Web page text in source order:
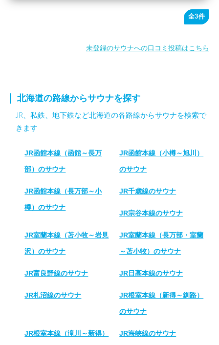
全3件
未登録のサウナへの口コミ投稿はこちら
北海道の路線からサウナを探す
JR、私鉄、地下鉄など北海道の各路線からサウナを検索で
きます
JR函館本線（函館～長万
部）のサウナ
JR函館本線（小樽～旭川）
のサウナ
JR函館本線（長万部～小
樽）のサウナ
JR千歳線のサウナ
JR宗谷本線のサウナ
JR室蘭本線（苫小牧～岩見
沢）のサウナ
JR室蘭本線（長万部・室蘭
～苫小牧）のサウナ
JR富良野線のサウナ JR日高本線のサウナ
JR札沼線のサウナ JR根室本線（新得～釧路）
のサウナ
JR根室本線（滝川～新得） JR海峡線のサウナ